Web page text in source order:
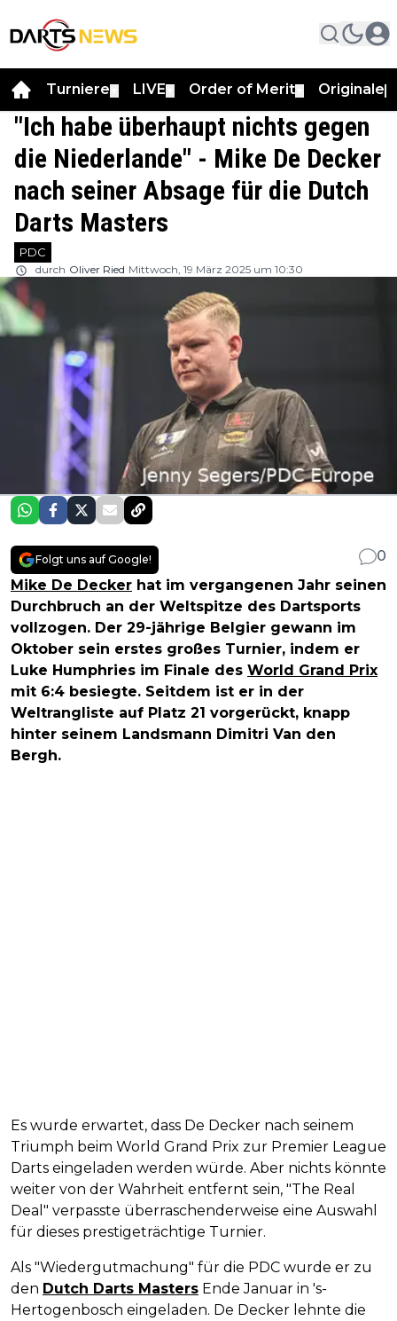
Turniere LIVE Order of Merit Originale
"Ich habe überhaupt nichts gegen
die Niederlande" - Mike De Decker
nach seiner Absage für die Dutch
Darts Masters
PDC
durch Oliver Ried Mittwoch, 19 März 2025 um 10:30
Folgt uns auf Google!
0
Mike De Decker hat im vergangenen Jahr seinen
Durchbruch an der Weltspitze des Dartsports
vollzogen. Der 29-jährige Belgier gewann im
Oktober sein erstes großes Turnier, indem er
Luke Humphries im Finale des World Grand Prix
mit 6:4 besiegte. Seitdem ist er in der
Weltrangliste auf Platz 21 vorgerückt, knapp
hinter seinem Landsmann Dimitri Van den
Bergh.
Es wurde erwartet, dass De Decker nach seinem
Triumph beim World Grand Prix zur Premier League
Darts eingeladen werden würde. Aber nichts könnte
weiter von der Wahrheit entfernt sein, "The Real
Deal" verpasste überraschenderweise eine Auswahl
für dieses prestigeträchtige Turnier.
Als "Wiedergutmachung" für die PDC wurde er zu
den Dutch Darts Masters Ende Januar in 's-
Hertogenbosch eingeladen. De Decker lehnte die